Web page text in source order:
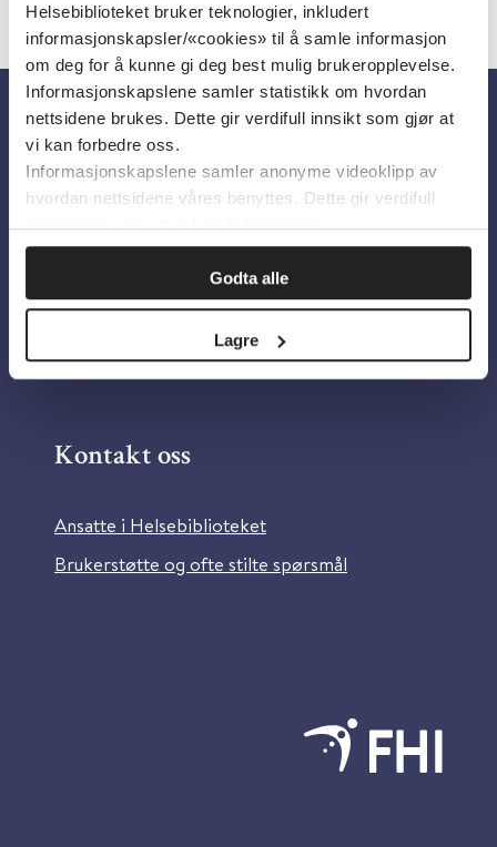
Helsebiblioteket bruker teknologier, inkludert
informasjonskapsler/«cookies» til å samle informasjon
om deg for å kunne gi deg best mulig brukeropplevelse.
Informasjonskapslene samler statistikk om hvordan
nettsidene brukes. Dette gir verdifull innsikt som gjør at
vi kan forbedre oss.
Informasjonskapslene samler anonyme videoklipp av
hvordan nettsidene våres benyttes. Dette gir verdifull
innsikt som gjør at vi kan forbedre oss.
Godta alle
Lagre
Om oss
Personvern og informasjonskapsler
Tilgjengelighetserklæring
Information in English
Bilder fra Colourbox.com
Kontakt oss
Ansatte i Helsebiblioteket
Brukerstøtte og ofte stilte spørsmål